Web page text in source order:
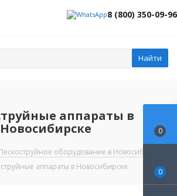
8 (800) 350-09-96
Найти
аппараты в
Новосибирске
Пескоструйное оборудование в Новосибирске
аппараты в Новосибирске
0
0